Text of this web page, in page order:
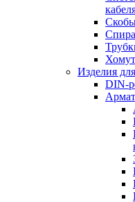
Изделия
DIN-